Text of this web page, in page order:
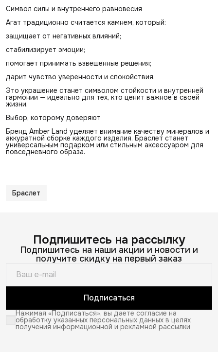
Символ силы и внутреннего равновесия
Агат традиционно считается камнем, который:
защищает от негативных влияний;
стабилизирует эмоции;
помогает принимать взвешенные решения;
дарит чувство уверенности и спокойствия.
Это украшение станет символом стойкости и внутренней
гармонии — идеально для тех, кто ценит важное в своей
жизни.
Выбор, которому доверяют
Бренд Amber Land уделяет внимание качеству минералов и
аккуратной сборке каждого изделия. Браслет станет
универсальным подарком или стильным аксессуаром для
повседневного образа.
Браслет
Подпишитесь на рассылку
Подпишитесь на наши акции и новости и
получите скидку на первый заказ
Подписаться
Нажимая «Подписаться», вы даете согласие на
обработку указанных персональных данных в целях
получения информационной и рекламной рассылки